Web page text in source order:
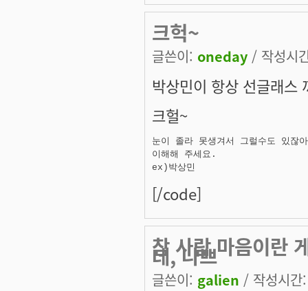
크헉~
글쓴이: oneday / 작성시
박상민이 항상 선글래스
크헐~
눈이 졸라 못생겨서 그럴수도 있잖
이해해 주세요.
ex)박상민
[/code]
참 사람 마음이란
데, 나쁘
글쓴이: galien / 작성시